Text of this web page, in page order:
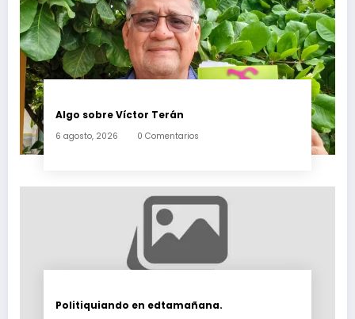
Algo sobre Víctor Terán
6 agosto, 2026 0 Comentarios
Politiquiando en edtamañana.